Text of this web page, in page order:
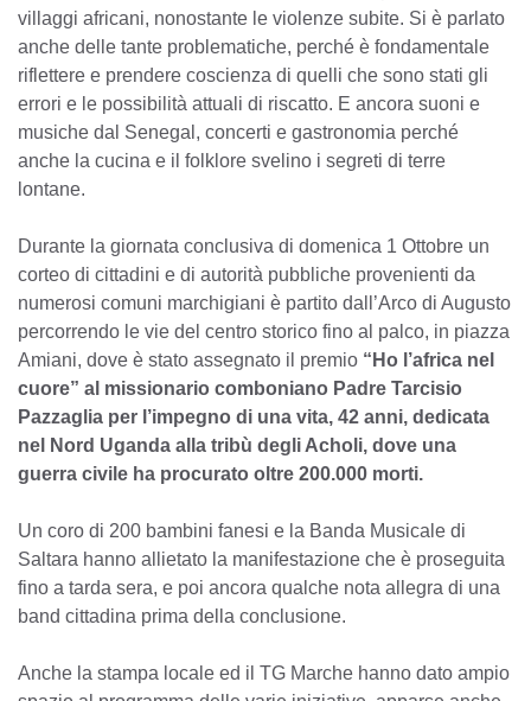
villaggi africani, nonostante le violenze subite. Si è parlato
anche delle tante problematiche, perché è fondamentale
riflettere e prendere coscienza di quelli che sono stati gli
errori e le possibilità attuali di riscatto. E ancora suoni e
musiche dal Senegal, concerti e gastronomia perché
anche la cucina e il folklore svelino i segreti di terre
lontane.
Durante la giornata conclusiva di domenica 1 Ottobre un
corteo di cittadini e di autorità pubbliche provenienti da
numerosi comuni marchigiani è partito dall’Arco di Augusto
percorrendo le vie del centro storico fino al palco, in piazza
Amiani, dove è stato assegnato il premio “Ho l’africa nel
cuore” al missionario comboniano Padre Tarcisio
Pazzaglia per l’impegno di una vita, 42 anni, dedicata
nel Nord Uganda alla tribù degli Acholi, dove una
guerra civile ha procurato oltre 200.000 morti.
Un coro di 200 bambini fanesi e la Banda Musicale di
Saltara hanno allietato la manifestazione che è proseguita
fino a tarda sera, e poi ancora qualche nota allegra di una
band cittadina prima della conclusione.
Anche la stampa locale ed il TG Marche hanno dato ampio